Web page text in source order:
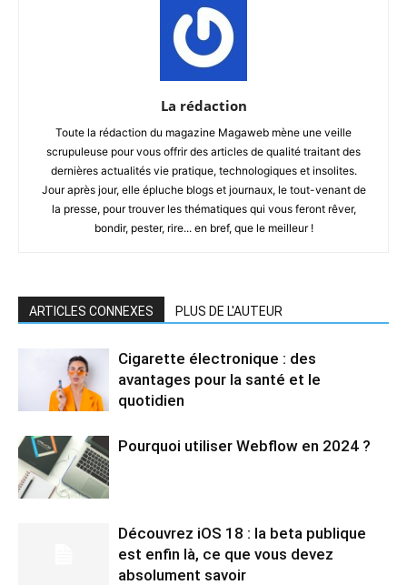
La rédaction
Toute la rédaction du magazine Magaweb mène une veille
scrupuleuse pour vous offrir des articles de qualité traitant des
dernières actualités vie pratique, technologiques et insolites.
Jour après jour, elle épluche blogs et journaux, le tout-venant de
la presse, pour trouver les thématiques qui vous feront rêver,
bondir, pester, rire... en bref, que le meilleur !
ARTICLES CONNEXES PLUS DE L'AUTEUR
Cigarette électronique : des
avantages pour la santé et le
quotidien
Pourquoi utiliser Webflow en 2024 ?
Découvrez iOS 18 : la beta publique
est enfin là, ce que vous devez
absolument savoir